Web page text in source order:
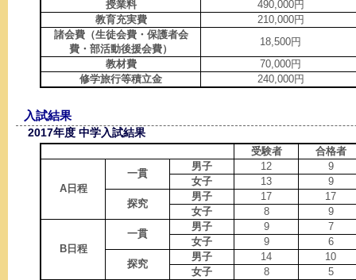
授業料
490,000円
教育充実費
210,000円
諸会費（生徒会費・保護者会
費・部活動後援会費）
18,500円
教材費
70,000円
修学旅行等積立金
240,000円
入試結果
2017年度 中学入試結果
受験者 合格者
A日程
一貫
男子 12
9
女子
13
9
探究
男子 17
17
女子
8 9
B日程
一貫
男子 9
7
女子
9
6
探究
男子 14
10
女子
8 5